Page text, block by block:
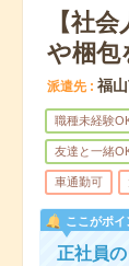
【社
や梱包
派遣先 福
職種未経験
友達と一緒
車通勤可
ここがポイ
正社員